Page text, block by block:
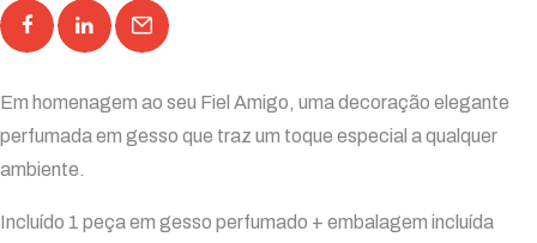
Em homenagem ao seu Fiel Amigo, uma decoração elegante
perfumada em gesso que traz um toque especial a qualquer
ambiente.
Incluído 1 peça em gesso perfumado + embalagem incluída